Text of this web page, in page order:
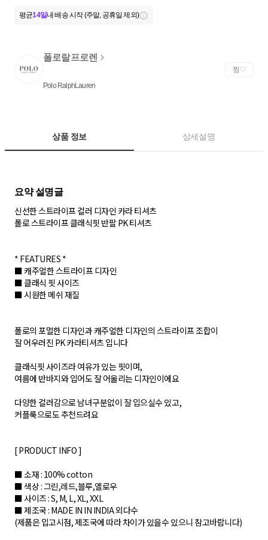
평균14일내 배송 시작 (주말, 공휴일 제외)
폴로랄프로렌
Polo RalphLauren
찜
상품 정보 상세설명
요약 설명글
신선한 스트라이프 컬러 디자인 카라 티셔츠
폴로 스트라이프 클래식핏 반팔 PK 티셔츠
* FEATURES *
■ 캐주얼한 스트라이프 디자인
■ 클래식 핏 사이즈
■ 시원한 메쉬 재질
폴로의 포멀한 디자인과 캐주얼한 디자인의 스트라이프 조합이
잘 어우러진 PK 카라티셔츠 입니다
클래식핏 사이즈라 여유가 있는 핏이며,
여름에 반바지와 입어도 잘 어울리는 디자인이에요
다양한 컬러감으로 남녀구분없이 잘 입으실수 있고,
커플룩으로도 추천드려요
[ PRODUCT INFO ]
■ 소재 : 100% cotton
■ 색상 : 그린,레드,블루,옐로우
■ 사이즈 : S, M, L, XL, XXL
■ 제조국 : MADE IN IN INDIA 외다수
(제품은 입고시점, 제조국에 따라 차이가 있을수 있으니 참고바랍니다)